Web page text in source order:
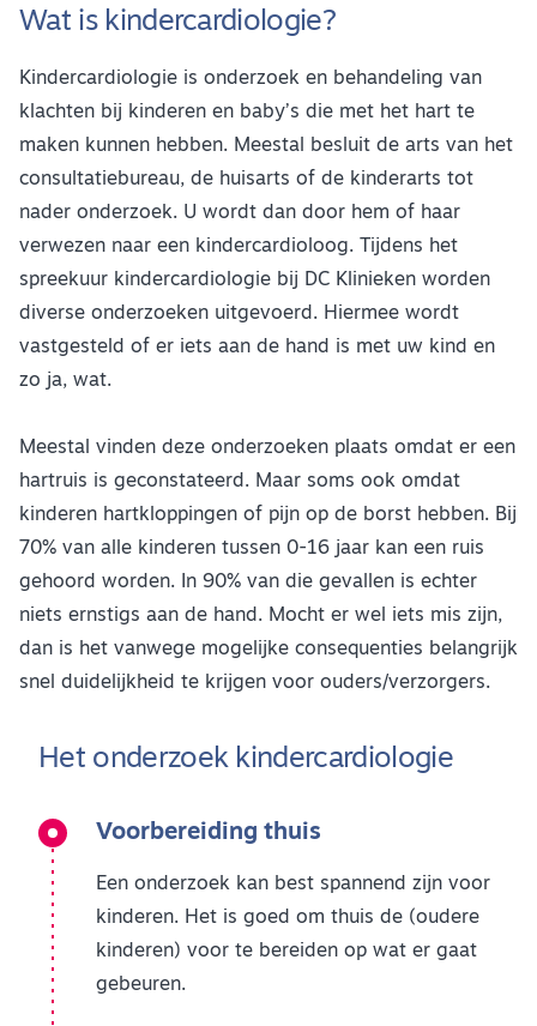
Wat is kindercardiologie?
Kindercardiologie is onderzoek en behandeling van
klachten bij kinderen en baby’s die met het hart te
maken kunnen hebben. Meestal besluit de arts van het
consultatiebureau, de huisarts of de kinderarts tot
nader onderzoek. U wordt dan door hem of haar
verwezen naar een kindercardioloog. Tijdens het
spreekuur kindercardiologie bij DC Klinieken worden
diverse onderzoeken uitgevoerd. Hiermee wordt
vastgesteld of er iets aan de hand is met uw kind en
zo ja, wat.
Meestal vinden deze onderzoeken plaats omdat er een
hartruis is geconstateerd. Maar soms ook omdat
kinderen hartkloppingen of pijn op de borst hebben. Bij
70% van alle kinderen tussen 0-16 jaar kan een ruis
gehoord worden. In 90% van die gevallen is echter
niets ernstigs aan de hand. Mocht er wel iets mis zijn,
dan is het vanwege mogelijke consequenties belangrijk
snel duidelijkheid te krijgen voor ouders/verzorgers.
Het onderzoek kindercardiologie
Voorbereiding thuis
Een onderzoek kan best spannend zijn voor
kinderen. Het is goed om thuis de (oudere
kinderen) voor te bereiden op wat er gaat
gebeuren.